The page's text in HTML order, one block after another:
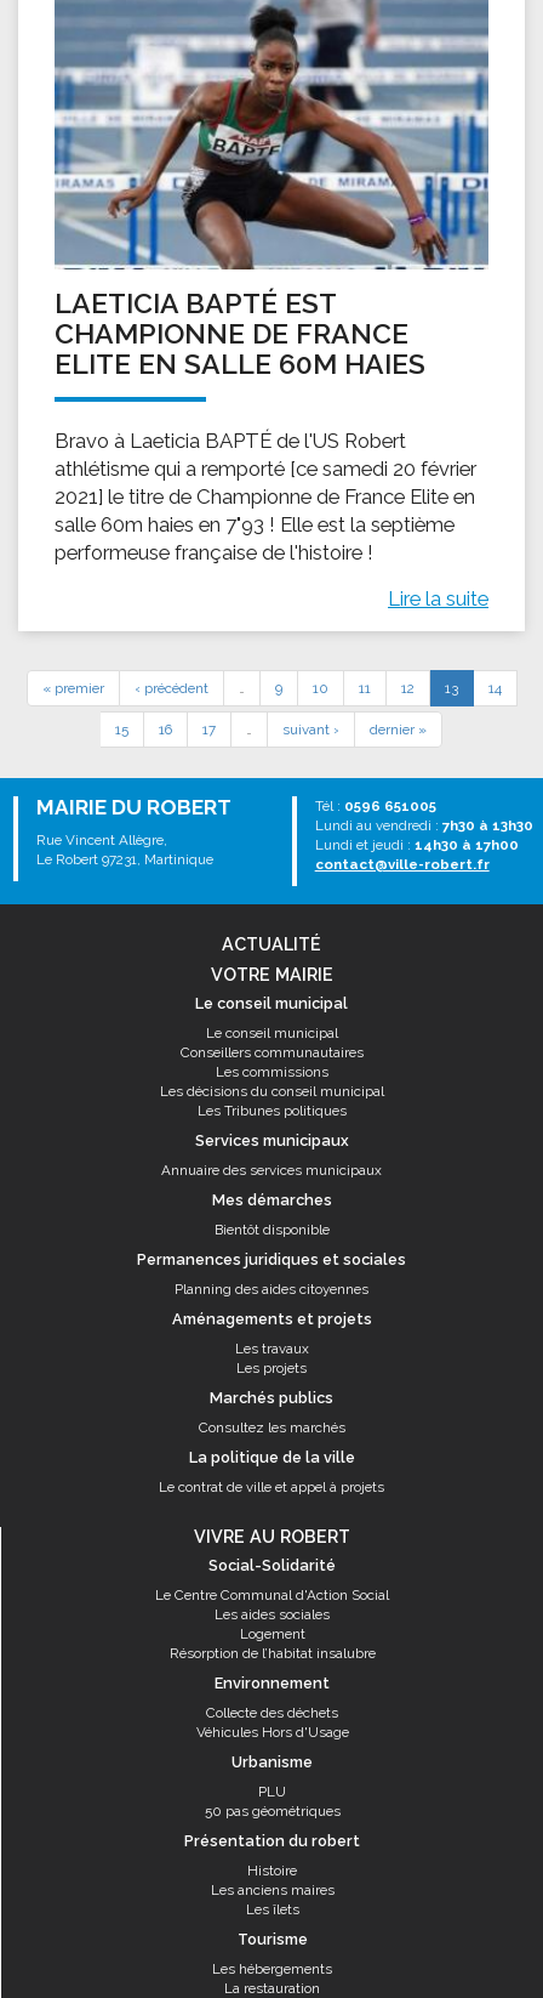
LAETICIA BAPTÉ EST
CHAMPIONNE DE FRANCE
ELITE EN SALLE 60M HAIES
Bravo à Laeticia BAPTÉ de l'US Robert
athlétisme qui a remporté [ce samedi 20 février
2021] le titre de Championne de France Elite en
salle 60m haies en 7"93 ! Elle est la septième
performeuse française de l'histoire !
Lire la suite
« premier ‹ précédent … 9 10 11 12 13 14
15 16 17 … suivant › dernier »
MAIRIE DU ROBERT
Rue Vincent Allègre,
Le Robert 97231, Martinique
Tél : 0596 651005
Lundi au vendredi : 7h30 à 13h30
Lundi et jeudi : 14h30 à 17h00
contact@ville-robert.fr
ACTUALITÉ
VOTRE MAIRIE
Le conseil municipal
Le conseil municipal
Conseillers communautaires
Les commissions
Les décisions du conseil municipal
Les Tribunes politiques
Services municipaux
Annuaire des services municipaux
Mes démarches
Bientôt disponible
Permanences juridiques et sociales
Planning des aides citoyennes
Aménagements et projets
Les travaux
Les projets
Marchés publics
Consultez les marchés
La politique de la ville
Le contrat de ville et appel à projets
VIVRE AU ROBERT
Social-Solidarité
Le Centre Communal d'Action Social
Les aides sociales
Logement
Résorption de l’habitat insalubre
Environnement
Collecte des déchets
Véhicules Hors d'Usage
Urbanisme
PLU
50 pas géométriques
Présentation du robert
Histoire
Les anciens maires
Les îlets
Tourisme
Les hébergements
La restauration